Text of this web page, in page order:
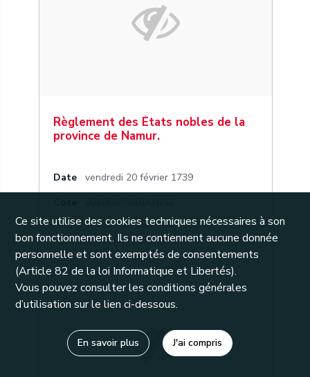
Règlement des États nobles de la
province de Namur.
Date
vendredi 20 février 1739
31
Ce site utilise des cookies techniques nécessaires à son
bon fonctionnement. Ils ne contiennent aucune donnée
personnelle et sont exemptés de consentements
(Article 82 de la loi Informatique et Libertés).
Vous pouvez consulter les conditions générales
d’utilisation sur le lien ci-dessous.
En savoir plus J'ai compris